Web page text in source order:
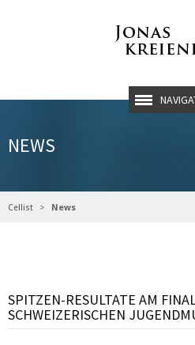
NEWS
Cellist News
SPITZEN-RESULTATE AM
SCHWEIZERISCHEN